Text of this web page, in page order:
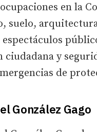
en la
suelo,
ciudadana y
de
González Gago